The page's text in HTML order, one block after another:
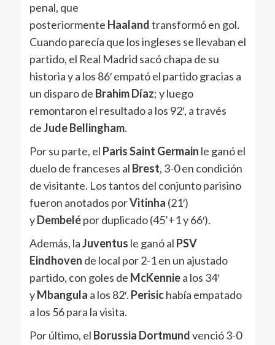
penal, que
posteriormente Haalandtransformó en gol.
Cuando parecía que los ingleses se llevaban el
partido, el Real Madrid sacó chapa de su
historia y a los 86′ empató el partido gracias a
un disparo de Brahim Díaz; y luego
remontaron el resultado a los 92′, a través
deJude Bellingham.
Por su parte, el Paris Saint Germain le ganó el
duelo de franceses al Brest, 3-0 en condición
de visitante. Los tantos del conjunto parisino
fueron anotados porVitinha (21′)
yDembelépor duplicado (45’+1 y 66′).
Además, laJuventus le ganó al PSV
Eindhoven de local por 2-1 en un ajustado
partido, con goles de McKenniea los 34′
yMbangula a los 82′. Perisichabía empatado
a los 56 para la visita.
Por último, el Borussia Dortmundvenció 3-0